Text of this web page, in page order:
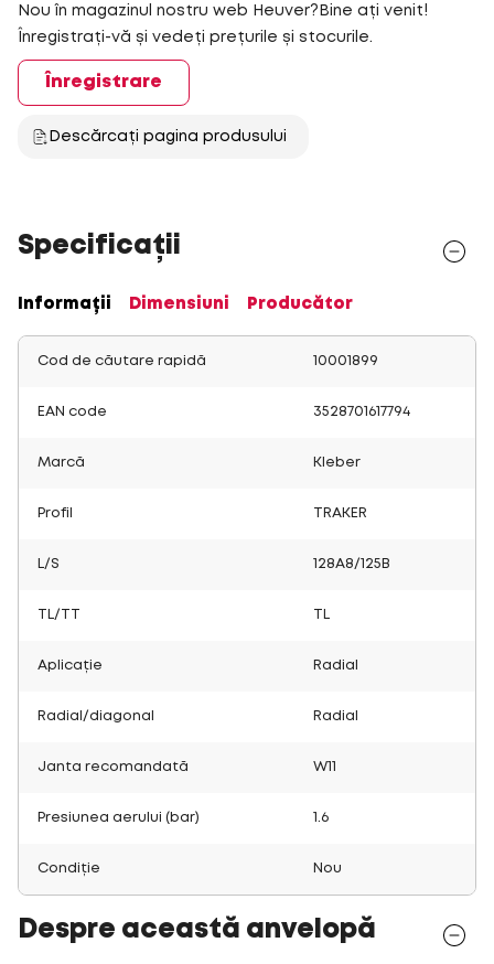
Nou în magazinul nostru web Heuver?Bine ați venit!
Înregistrați-vă și vedeți prețurile și stocurile.
Înregistrare
Descărcați pagina produsului
Specificații
Informații Dimensiuni Producător
Cod de căutare rapidă 10001899
EAN code 3528701617794
Marcă Kleber
Profil TRAKER
L/S 128A8/125B
TL/TT
Aplicație Radial
Radial/diagonal Radial
Janta recomandată W11
Presiunea aerului (bar) 1.6
Condiție Nou
Despre această anvelopă